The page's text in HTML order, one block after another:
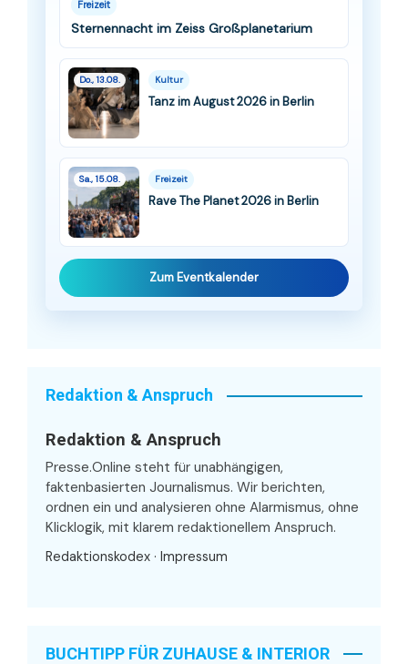
Freizeit
Sternennacht im Zeiss Großplanetarium
Do., 13.08. Kultur
Tanz im August 2026 in Berlin
Sa., 15.08. Freizeit
Rave The Planet 2026 in Berlin
Zum Eventkalender
Redaktion & Anspruch
Redaktion & Anspruch
Presse.Online steht für unabhängigen,
faktenbasierten Journalismus. Wir berichten,
ordnen ein und analysieren ohne Alarmismus, ohne
Klicklogik, mit klarem redaktionellem Anspruch.
Redaktionskodex · Impressum
BUCHTIPP FÜR ZUHAUSE & INTERIOR